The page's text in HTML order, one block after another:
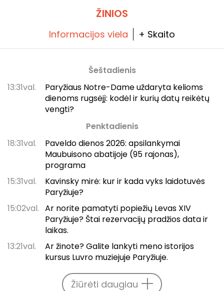
ŽINIOS
Informacijos viela + Skaito
Šeštadienis
13:31val.
Paryžiaus Notre-Dame uždaryta kelioms
dienoms rugsėjį: kodėl ir kurių datų reikėtų
vengti?
Penktadienis
18:31val.
Paveldo dienos 2026: apsilankymai
Maubuisono abatijoje (95 rajonas),
programa
15:31val.
Kavinsky mirė: kur ir kada vyks laidotuvės
Paryžiuje?
15:02val. Ar norite pamatyti popiežių Levas XIV
Paryžiuje? Štai rezervacijų pradžios data ir
laikas.
13:21val.
Ar žinote? Galite lankyti meno istorijos
kursus Luvro muziejuje Paryžiuje.
Žiūrėti daugiau